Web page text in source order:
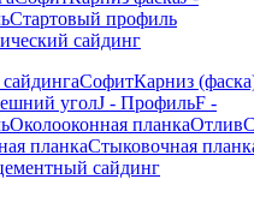
Стартовый профиль
сайдинг
СофитКарниз
уголJ - ПрофильF -
Околооконная планкаОтлив
планкаСтыковочная
сайдинг